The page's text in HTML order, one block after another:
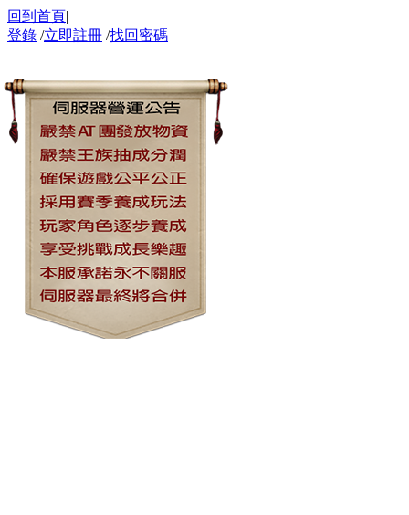
回到首頁|
登錄 /立即註冊 /找回密碼